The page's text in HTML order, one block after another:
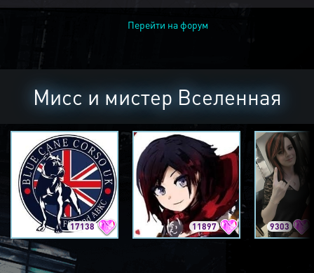
Перейти на форум
Мисс и мистер Вселенная
17138 11897 9303